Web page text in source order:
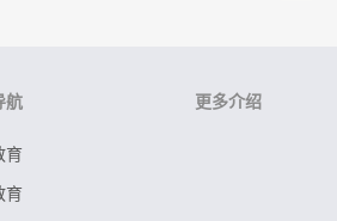
航
育
育
更多介绍